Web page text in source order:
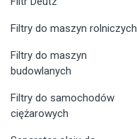
Filtry do maszyn rolniczych
Filtry do maszyn
budowlanych
Filtry do samochodów
ciężarowych